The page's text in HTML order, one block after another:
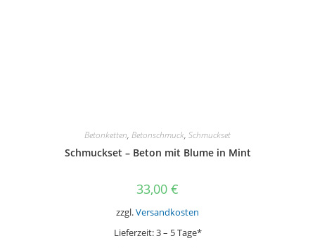
Betonketten, Betonschmuck, Schmuckset
Schmuckset – Beton mit Blume in Mint
33,00 €
zzgl.Versandkosten
Lieferzeit:3 – 5 Tage*